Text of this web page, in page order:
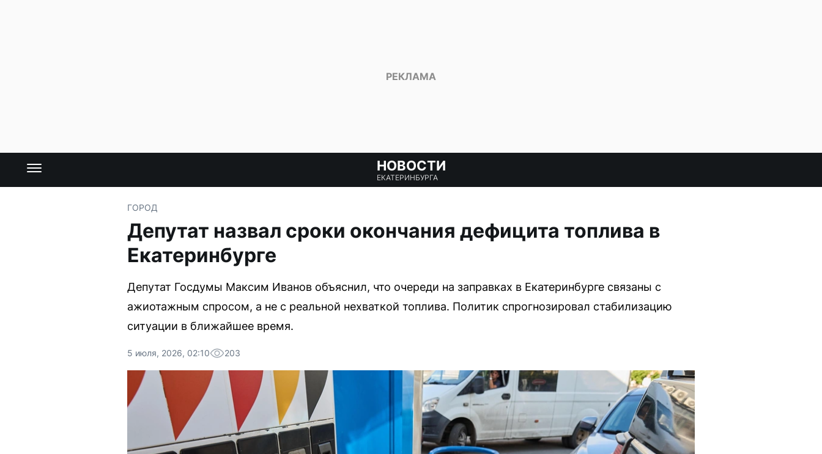
НОВОСТИ
ЕКАТЕРИНБУРГА
ГОРОД
Депутат назвал сроки окончания дефицита топлива в
Екатеринбурге
Депутат Госдумы Максим Иванов объяснил, что очереди на заправках в Екатеринбурге связаны с
ажиотажным спросом, а не с реальной нехваткой топлива. Политик спрогнозировал стабилизацию
ситуации в ближайшее время.
5 июля, 2026, 02:10 203